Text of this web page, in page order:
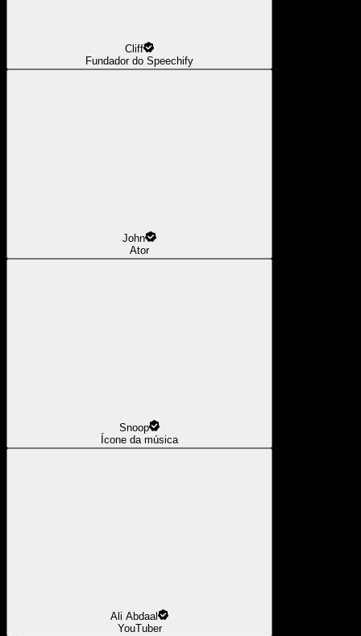
Cliff
Fundador do Speechify
John
Ator
Snoop
Ícone da música
Ali Abdaal
YouTuber